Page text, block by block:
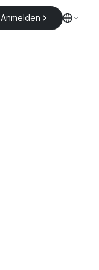
Anmelden